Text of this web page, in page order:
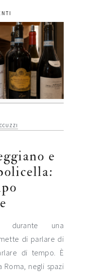
e
durante una
di parlare di
di tempo. È
negli spazi